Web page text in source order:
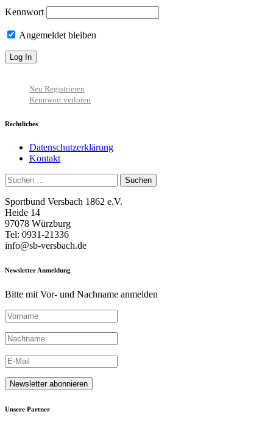
Kennwort
Angemeldet bleiben
Neu Registrieren
Kennwort verloren
Rechtliches
Datenschutzerklärung
Kontakt
Suchen
nach:
Sportbund Versbach 1862 e.V.
Heide 14
97078 Würzburg
Tel: 0931-21336
info@sb-versbach.de
Newsletter Anmeldung
Bitte mit Vor- und Nachname anmelden
Unsere Partner